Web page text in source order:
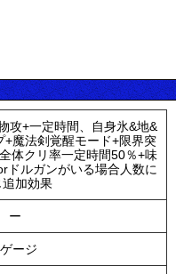
攻+一定時間、自身氷&地&
魔法剣覚醒モード+限界突
体クリ率一定時間50％+味
ドルガンがいる場合人数に
追加効果
ー
ージ